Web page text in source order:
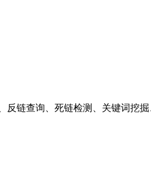
链查询、死链检测、关键词挖